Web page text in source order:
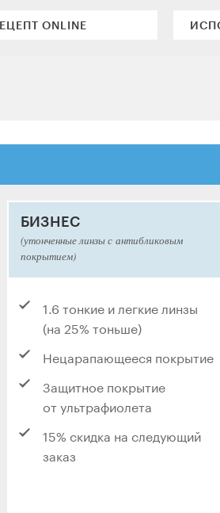
ONLINE
БИЗНЕС
(утонченные линзы с антибликовым
покрытием)
1.6 тонкие и легкие линзы
(на 25% тоньше)
Нецарапающееся покрытие
Защитное покрытие
от ультрафиолета
15% скидка на следующий
заказ